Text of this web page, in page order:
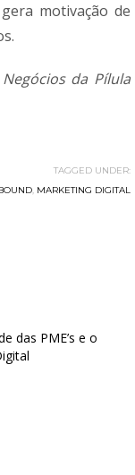
motivação de
da Pílula
TAGGED UNDER:
, MARKETING DIGITAL
das PME’s e o